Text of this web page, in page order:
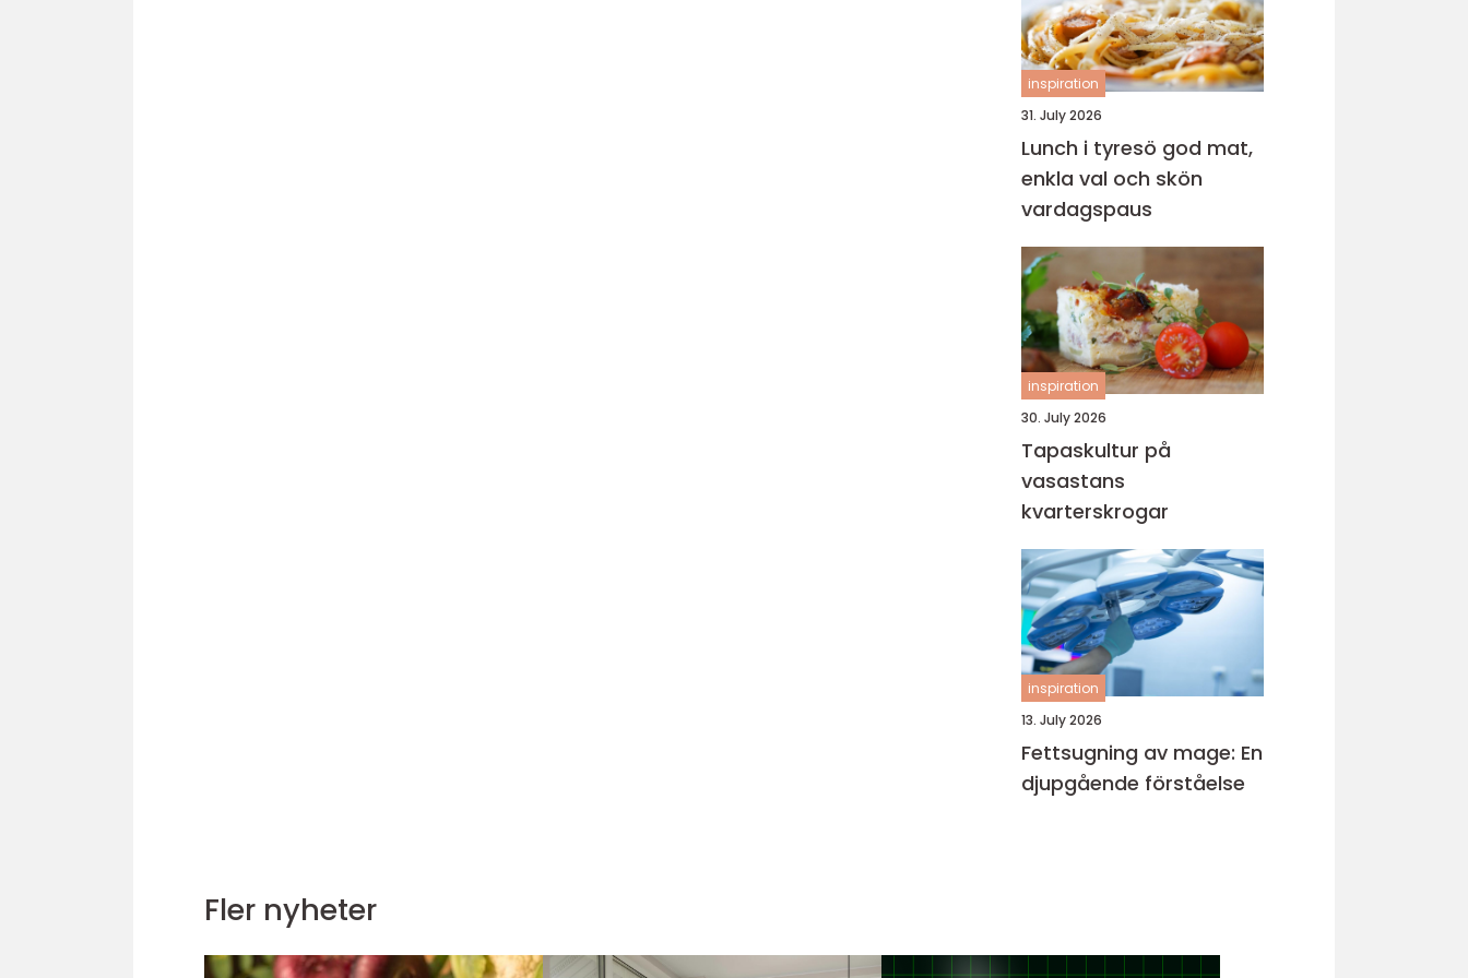
inspiration
31. July 2026
Lunch i tyresö god mat,
enkla val och skön
vardagspaus
inspiration
30. July 2026
Tapaskultur på
vasastans
kvarterskrogar
inspiration
13. July 2026
Fettsugning av mage: En
djupgående förståelse
Fler nyheter